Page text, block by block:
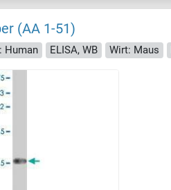
(AA 1-51)
Human ELISA, WB Wirt: Maus